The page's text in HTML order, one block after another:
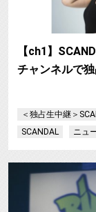
【ch1】
チャンネルで
＜独占生中継＞
SCANDAL
ニュ